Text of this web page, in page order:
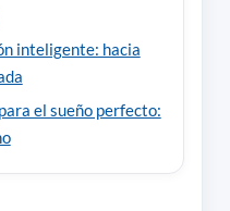
inteligente: hacia
el sueño perfecto: